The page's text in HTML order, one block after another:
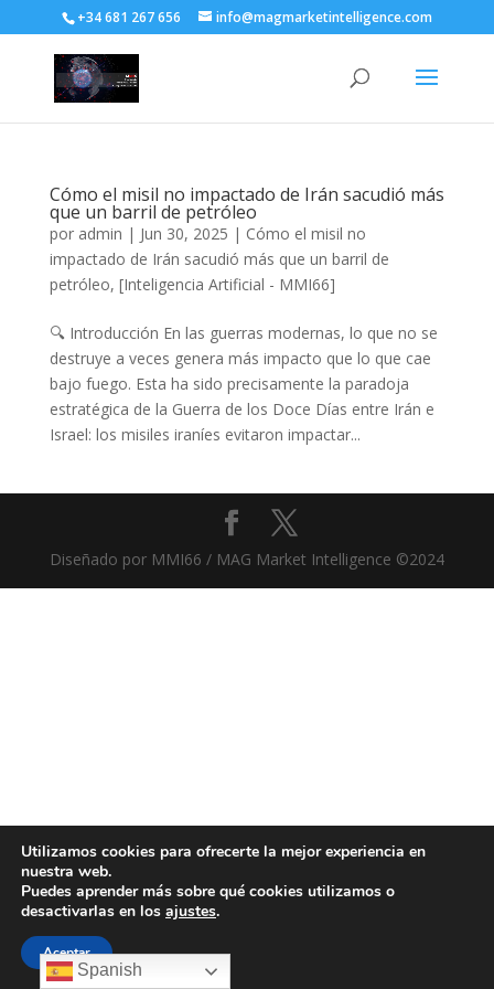
+34 681 267 656 info@magmarketintelligence.com
Cómo el misil no impactado de Irán sacudió más
que un barril de petróleo
por admin | Jun 30, 2025 | Cómo el misil no
impactado de Irán sacudió más que un barril de
petróleo, [Inteligencia Artificial - MMI66]
🔍 Introducción En las guerras modernas, lo que no se
destruye a veces genera más impacto que lo que cae
bajo fuego. Esta ha sido precisamente la paradoja
estratégica de la Guerra de los Doce Días entre Irán e
Israel: los misiles iraníes evitaron impactar...
Diseñado por MMI66 / MAG Market Intelligence ©2024
Spanish
Utilizamos cookies para ofrecerte la mejor experiencia en
nuestra web.
Puedes aprender más sobre qué cookies utilizamos o
desactivarlas en los ajustes.
Aceptar